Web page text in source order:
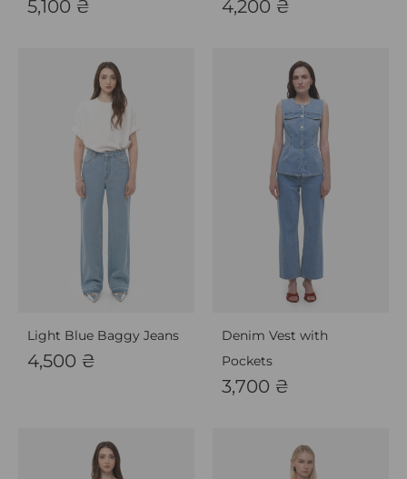
5,100 ₴ 4,200 ₴
Light Blue Baggy Jeans
4,500 ₴
Denim Vest with
Pockets
3,700 ₴